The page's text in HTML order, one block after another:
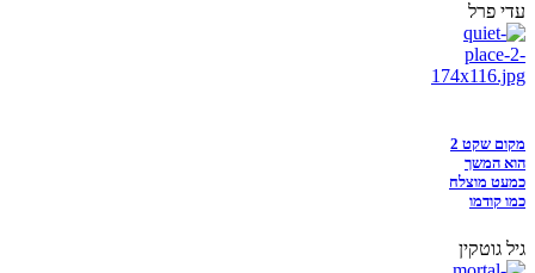
עדי פרל
מקום שקט 2
הוא המשך
כמעט מוצלח
כמו קודמו
גיל גוטקין